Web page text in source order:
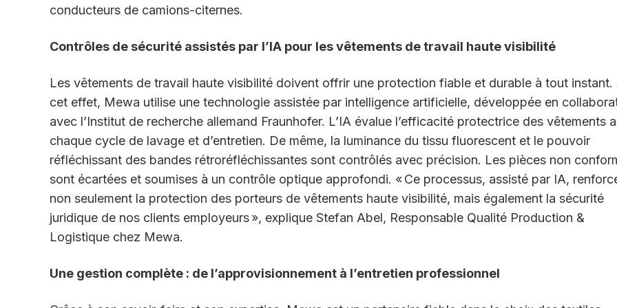
conducteurs de camions-citernes.
Contrôles de sécurité assistés par l’IA pour les vêtements de travail haute visibilité
Les vêtements de travail haute visibilité doivent offrir une protection fiable et durable à tout instant.
cet effet, Mewa utilise une technologie assistée par intelligence artificielle, développée en
avec l’Institut de recherche allemand Fraunhofer. L’IA évalue l’efficacité protectrice des vêtements
chaque cycle de lavage et d’entretien. De même, la luminance du tissu fluorescent et le pouvoir
réfléchissant des bandes rétroréfléchissantes sont contrôlés avec précision. Les pièces non
sont écartées et soumises à un contrôle optique approfondi. «Ce processus, assisté par IA,
non seulement la protection des porteurs de vêtements haute visibilité, mais également la sécurité
juridique de nos clients employeurs», explique Stefan Abel, Responsable Qualité Production &
Logistique chez Mewa.
Une gestion complète : de l’approvisionnement à l’entretien professionnel